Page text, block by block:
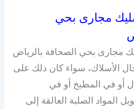
مجارى بحي
مجارى بحي الصحافة بالرياض
الأسلاك، سواء كان ذلك على
أو في المطبخ أو في
المواد الصلبة العالقة إلى